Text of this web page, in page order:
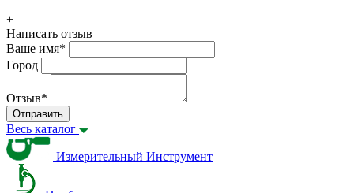
+
Написать отзыв
Ваше имя*
Город
Отзыв*
Отправить
Весь каталог
Измерительный Инструмент